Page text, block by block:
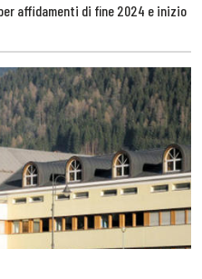
affidamenti di fine 2024 e inizio